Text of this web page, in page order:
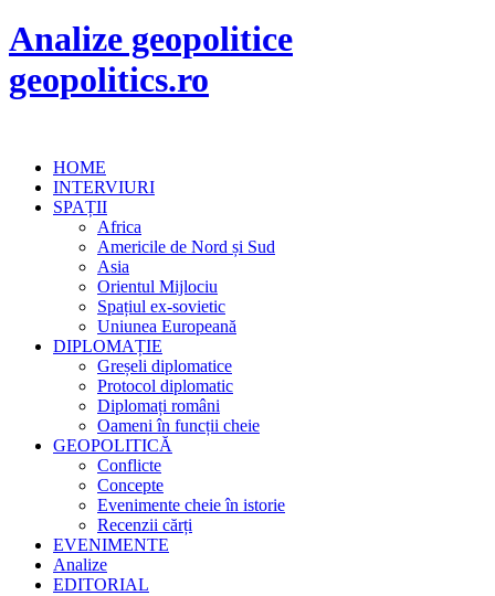
Analize geopolitice
geopolitics.ro
HOME
INTERVIURI
SPAȚII
Africa
Americile de Nord și Sud
Asia
Orientul Mijlociu
Spațiul ex-sovietic
Uniunea Europeană
DIPLOMAȚIE
Greșeli diplomatice
Protocol diplomatic
Diplomați români
Oameni în funcții cheie
GEOPOLITICĂ
Conflicte
Concepte
Evenimente cheie în istorie
Recenzii cărți
EVENIMENTE
Analize
EDITORIAL